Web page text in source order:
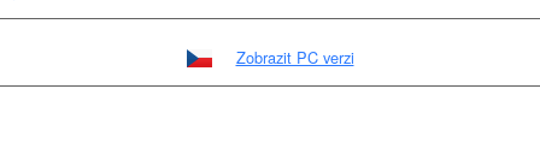
Zobrazit PC verzi